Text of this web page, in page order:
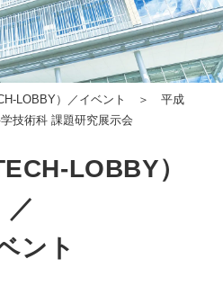
LOBBY）／イベント
＞ 平成
技術科 課題研究展示会
LOBBY）
／
ント